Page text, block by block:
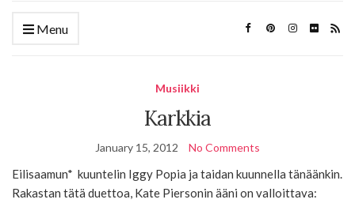
Menu
Musiikki
Karkkia
January 15, 2012 No Comments
Eilisaamun* kuuntelin Iggy Popia ja taidan kuunnella tänäänkin.
Rakastan tätä duettoa, Kate Piersonin ääni on valloittava: